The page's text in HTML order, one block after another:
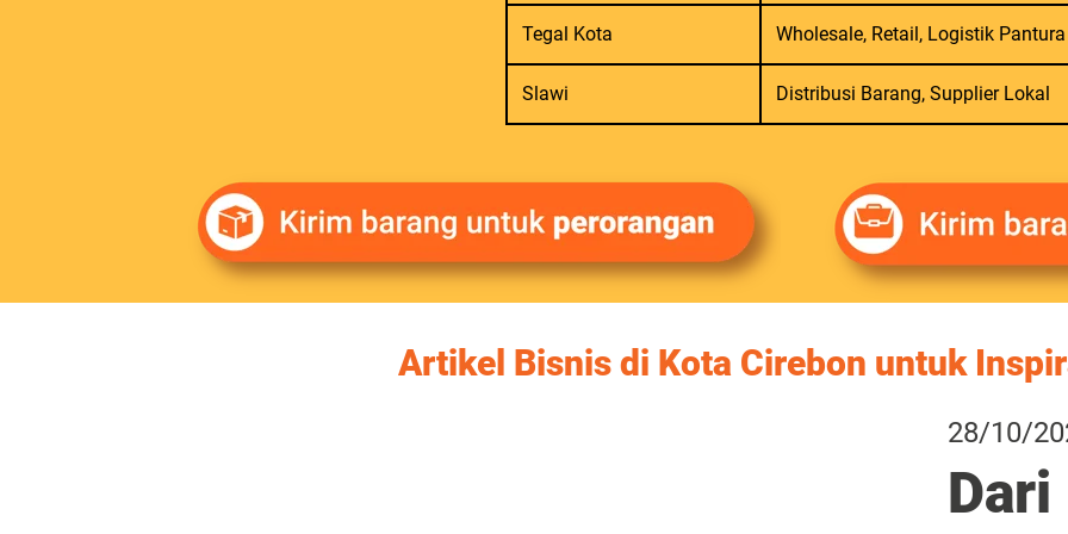
Tegal Kota Wholesale, Retail, Logistik Pantura
Slawi Distribusi Barang, Supplier Lokal
Artikel Bisnis di Kota Cirebon untuk
24/06/
16/11/
29/10/
28/10/
24/06/
16/11/